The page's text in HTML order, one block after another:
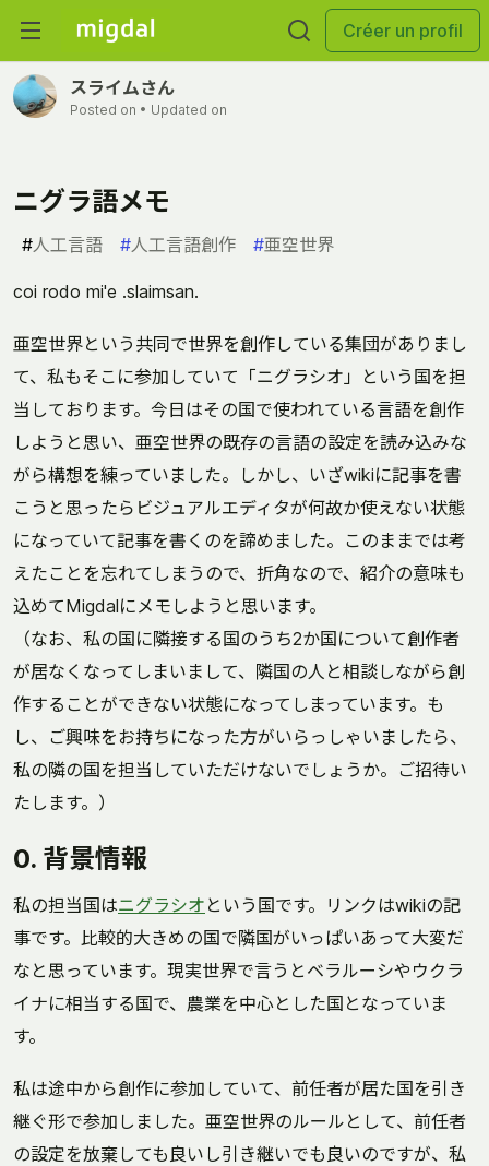
Créer un profil
スライムさん
Posted on • Updated on
ニグラ語メモ
#人工言語 #人工言語創作 #亜空世界
coi rodo mi'e .slaimsan.
亜空世界という共同で世界を創作している集団がありまし
て、私もそこに参加していて「ニグラシオ」という国を担
当しております。今日はその国で使われている言語を創作
しようと思い、亜空世界の既存の言語の設定を読み込みな
がら構想を練っていました。しかし、いざwikiに記事を書
こうと思ったらビジュアルエディタが何故か使えない状態
になっていて記事を書くのを諦めました。このままでは考
えたことを忘れてしまうので、折角なので、紹介の意味も
込めてMigdalにメモしようと思います。
（なお、私の国に隣接する国のうち2か国について創作者
が居なくなってしまいまして、隣国の人と相談しながら創
作することができない状態になってしまっています。も
し、ご興味をお持ちになった方がいらっしゃいましたら、
私の隣の国を担当していただけないでしょうか。ご招待い
たします。）
0. 背景情報
私の担当国はニグラシオ という国です。リンクはwikiの記
事です。比較的大きめの国で隣国がいっぱいあって大変だ
なと思っています。現実世界で言うとベラルーシやウクラ
イナに相当する国で、農業を中心とした国となっていま
す。
私は途中から創作に参加していて、前任者が居た国を引き
継ぐ形で参加しました。亜空世界のルールとして、前任者
の設定を放棄しても良いし引き継いでも良いのですが、私